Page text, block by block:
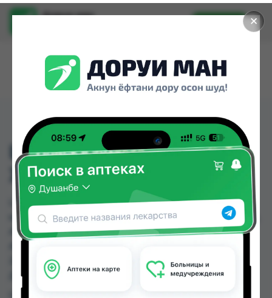
✕
Доруи ман
Установить
L-ТИРОКСИН 100 Б/
ХЕМИ ТБ 100МКГ №100
L-ТИРОКСИН 100 Б/ХЕМИ ТБ 100МКГ №100
можно купить или заказать в аптеках, Авиценна,
АЗИЗ ВАКО , Аптека + 24/7, Аптека Алфавит,
2004 по цене от 13.00 TJS до 26.00 TJS в
Душанбе и других городах Таджикистана